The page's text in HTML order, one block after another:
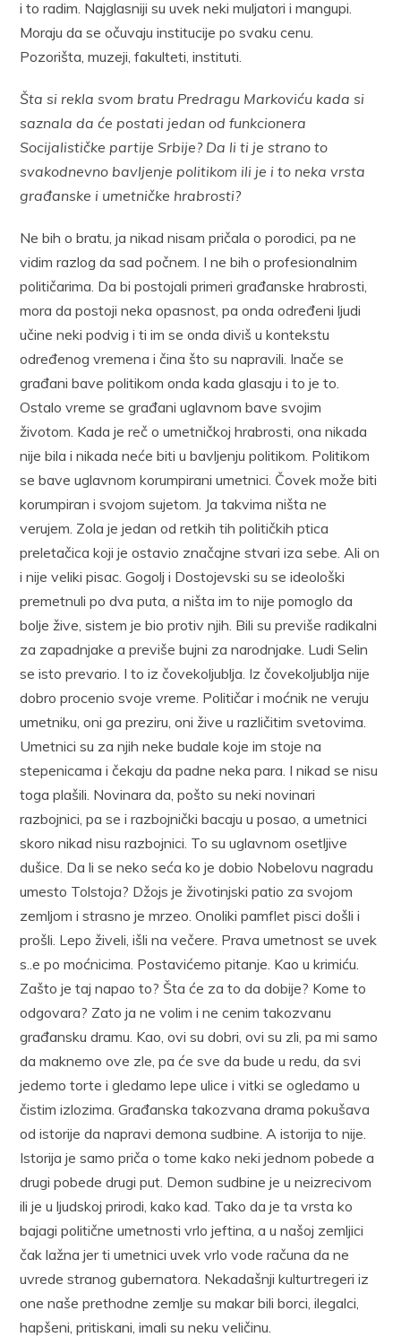
i to radim. Najglasniji su uvek neki muljatori i mangupi.
Moraju da se očuvaju institucije po svaku cenu.
Pozorišta, muzeji, fakulteti, instituti.
Šta si rekla svom bratu Predragu Markoviću kada si
saznala da će postati jedan od funkcionera
Socijalističke partije Srbije? Da li ti je strano to
svakodnevno bavljenje politikom ili je i to neka vrsta
građanske i umetničke hrabrosti?
Ne bih o bratu, ja nikad nisam pričala o porodici, pa ne
vidim razlog da sad počnem. I ne bih o profesionalnim
političarima. Da bi postojali primeri građanske hrabrosti,
mora da postoji neka opasnost, pa onda određeni ljudi
učine neki podvig i ti im se onda diviš u kontekstu
određenog vremena i čina što su napravili. Inače se
građani bave politikom onda kada glasaju i to je to.
Ostalo vreme se građani uglavnom bave svojim
životom. Kada je reč o umetničkoj hrabrosti, ona nikada
nije bila i nikada neće biti u bavljenju politikom. Politikom
se bave uglavnom korumpirani umetnici. Čovek može biti
korumpiran i svojom sujetom. Ja takvima ništa ne
verujem. Zola je jedan od retkih tih političkih ptica
preletačica koji je ostavio značajne stvari iza sebe. Ali on
i nije veliki pisac. Gogolj i Dostojevski su se ideološki
premetnuli po dva puta, a ništa im to nije pomoglo da
bolje žive, sistem je bio protiv njih. Bili su previše radikalni
za zapadnjake a previše bujni za narodnjake. Ludi Selin
se isto prevario. I to iz čovekoljublja. Iz čovekoljublja nije
dobro procenio svoje vreme. Političar i moćnik ne veruju
umetniku, oni ga preziru, oni žive u različitim svetovima.
Umetnici su za njih neke budale koje im stoje na
stepenicama i čekaju da padne neka para. I nikad se nisu
toga plašili. Novinara da, pošto su neki novinari
razbojnici, pa se i razbojnički bacaju u posao, a umetnici
skoro nikad nisu razbojnici. To su uglavnom osetljive
dušice. Da li se neko seća ko je dobio Nobelovu nagradu
umesto Tolstoja? Džojs je životinjski patio za svojom
zemljom i strasno je mrzeo. Onoliki pamflet pisci došli i
prošli. Lepo živeli, išli na večere. Prava umetnost se uvek
s..e po moćnicima. Postavićemo pitanje. Kao u krimiću.
Zašto je taj napao to? Šta će za to da dobije? Kome to
odgovara? Zato ja ne volim i ne cenim takozvanu
građansku dramu. Kao, ovi su dobri, ovi su zli, pa mi samo
da maknemo ove zle, pa će sve da bude u redu, da svi
jedemo torte i gledamo lepe ulice i vitki se ogledamo u
čistim izlozima. Građanska takozvana drama pokušava
od istorije da napravi demona sudbine. A istorija to nije.
Istorija je samo priča o tome kako neki jednom pobede a
drugi pobede drugi put. Demon sudbine je u neizrecivom
ili je u ljudskoj prirodi, kako kad. Tako da je ta vrsta ko
bajagi politične umetnosti vrlo jeftina, a u našoj zemljici
čak lažna jer ti umetnici uvek vrlo vode računa da ne
uvrede stranog gubernatora. Nekadašnji kulturtregeri iz
one naše prethodne zemlje su makar bili borci, ilegalci,
hapšeni, pritiskani, imali su neku veličinu.